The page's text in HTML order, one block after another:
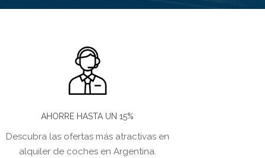
AHORRE HASTA UN 15%
Descubra las ofertas más atractivas en
alquiler de coches en Argentina.